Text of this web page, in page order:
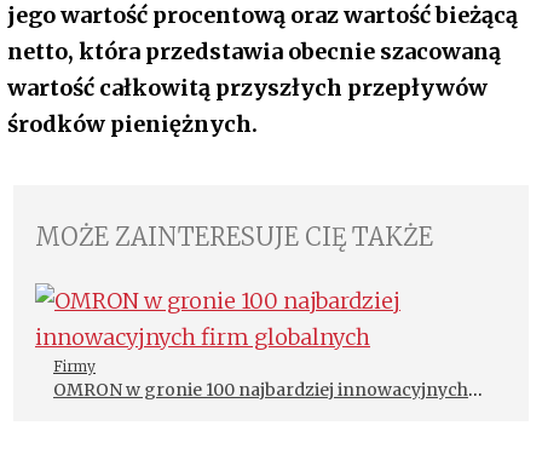
jego wartość procentową oraz wartość bieżącą
netto, która przedstawia obecnie szacowaną
wartość całkowitą przyszłych przepływów
środków pieniężnych.
MOŻE ZAINTERESUJE CIĘ TAKŻE
Firmy
OMRON w gronie 100 najbardziej innowacyjnych